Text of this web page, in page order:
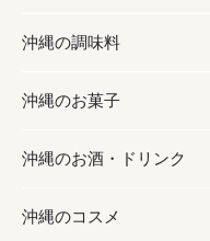
フルーツ・野菜
お肉
海産物
加工食品
缶詰／パウチ
沖縄料理
沖縄そば／乾麺
沖縄の調味料
調味料
砂糖／黒砂糖
塩
沖縄のお菓子
お菓子
黒糖
沖縄のお酒・ドリンク
お酒・ドリンク
沖縄のコスメ